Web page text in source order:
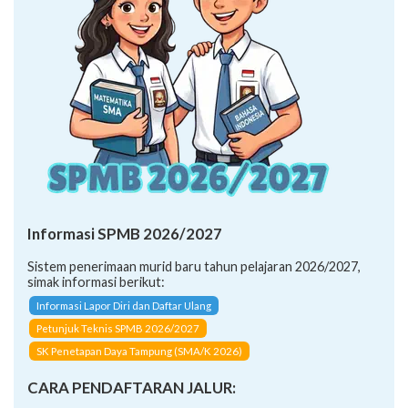
Informasi SPMB 2026/2027
Sistem penerimaan murid baru tahun pelajaran 2026/2027,
simak informasi berikut:
Informasi Lapor Diri dan Daftar Ulang
Petunjuk Teknis SPMB 2026/2027
SK Penetapan Daya Tampung (SMA/K 2026)
CARA PENDAFTARAN JALUR: